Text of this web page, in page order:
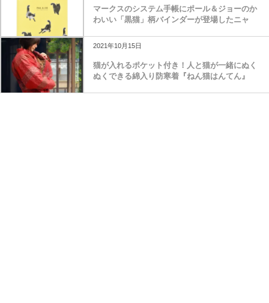
マークスのシステム手帳にポール＆ジョーのか
わいい「黒猫」柄バインダーが登場したニャ
2021年10月15日
猫が入れるポケット付き！人と猫が一緒にぬく
ぬくできる綿入り防寒着『ねん猫はんてん』